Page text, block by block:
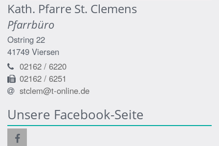
Kath. Pfarre St. Clemens
Pfarrbüro
Ostring 22
41749 Viersen
02162 / 6220
02162 / 6251
stclem@t-online.de
Unsere Facebook-Seite